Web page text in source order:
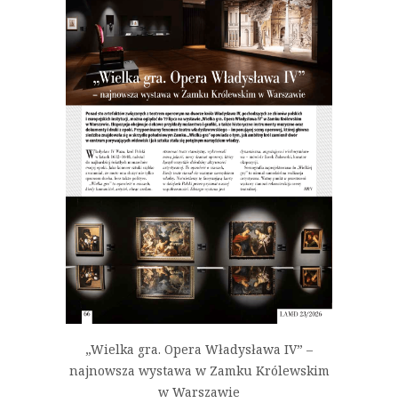
„Wielka gra. Opera Władysława IV” –
najnowsza wystawa w Zamku Królewskim
w Warszawie